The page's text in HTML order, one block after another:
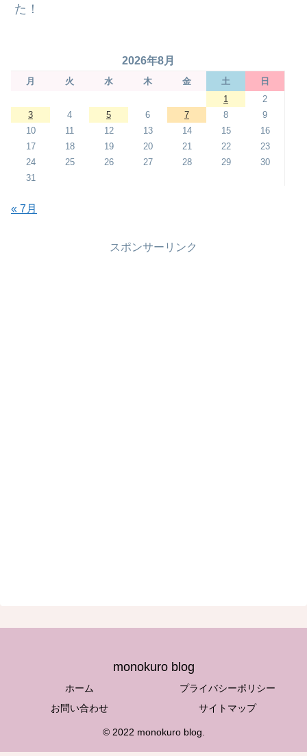
た！
2026年8月
月 火 水 木 金 土
日
1
2
3
4 5 6 7 8
9
10
11 12 13 14 15
16
17
18 19 20 21 22
23
24
25 26 27 28 29
30
31
« 7月
スポンサーリンク
monokuro blog
ホーム
プライバシーポリシー
お問い合わせ
サイトマップ
© 2022 monokuro blog.